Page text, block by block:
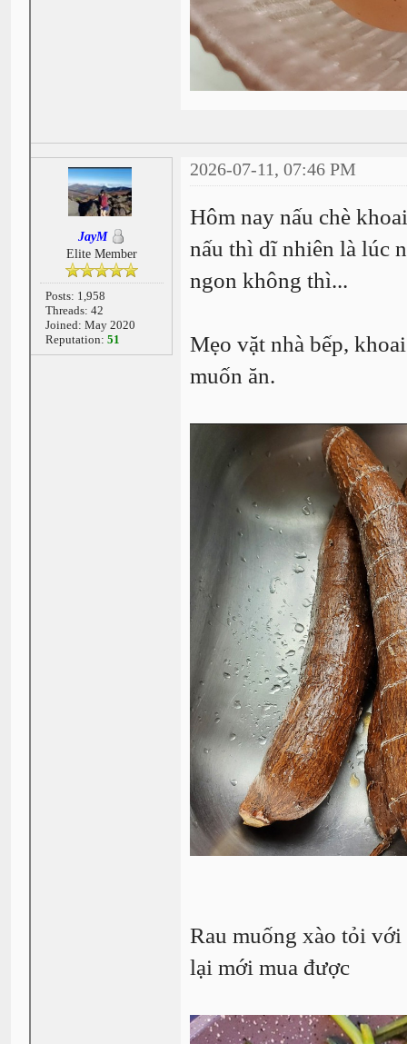
JayM
Elite Member
Posts: 1,958
Threads: 42
Joined: May 2020
Reputation: 51
2026-07-11, 07:46 PM
Hôm nay nấu chè
nấu thì dĩ nhiên là lúc
ngon không thì...
Mẹo vặt nhà bếp,
muốn ăn.
Rau muống xào tỏi
lại mới mua được